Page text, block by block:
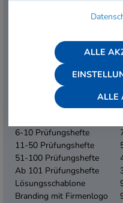
ALLE
ALLE
Unternehmen an
Durchführung und
Testung starten.
Zur Online-Version >>
Das Basisangebot:
6-10 Prüfungshefte
11-50 Prüfungshefte
51-100 Prüfungshefte
Ab 101 Prüfungshefte
Lösungsschablone
Branding mit Firmenlogo